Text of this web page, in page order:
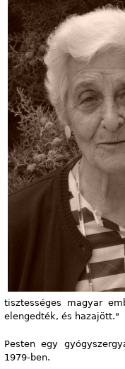
tisztességes magyar
elengedték, és hazajött."
Pesten egy
1979-ben.